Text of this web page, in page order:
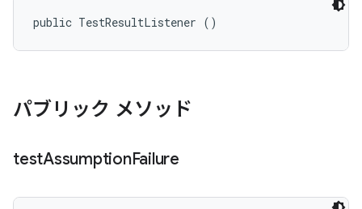
public TestResultListener ()
パブリック メソッド
testAssumptionFailure